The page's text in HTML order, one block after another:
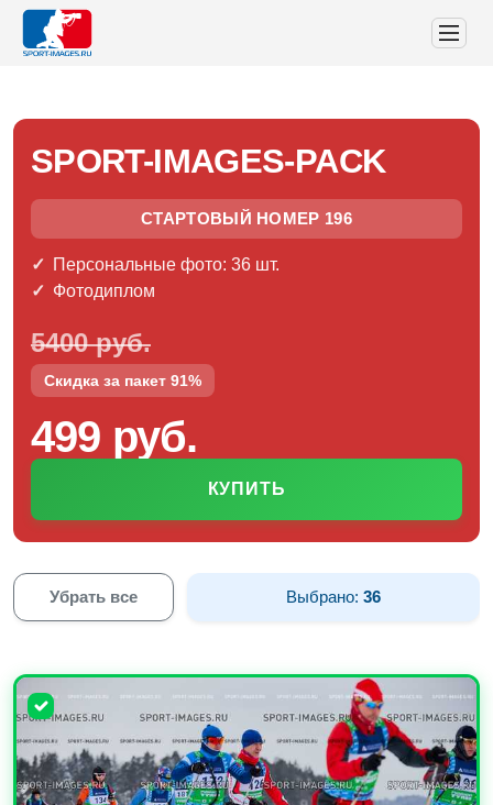
SPORT-IMAGES-PACK
СТАРТОВЫЙ НОМЕР 196
Персональные фото: 36 шт.
Фотодиплом
5400 руб.
Скидка за пакет 91%
499 руб.
КУПИТЬ
Убрать все Выбрано:36